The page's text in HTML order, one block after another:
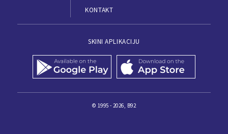
KONTAKT
SKINI APLIKACIJU
© 1995 - 2026, B92